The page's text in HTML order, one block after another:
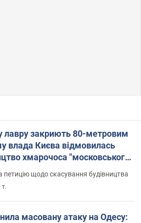
лавру закриють 80-метровим
влада Києва відмовилась
хмарочоса "московського
петицію щодо скасування будівництва
т.
масовану атаку на Одесу: